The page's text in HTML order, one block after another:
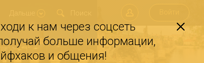
Дальше
к нам через соцсеть
больше информации,
и общения!